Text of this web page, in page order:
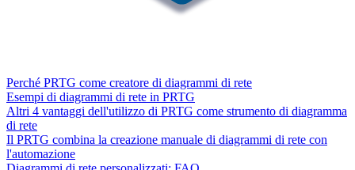
Perché PRTG come creatore di diagrammi di rete
Esempi di diagrammi di rete in PRTG
Altri 4 vantaggi dell'utilizzo di PRTG come strumento di diagramma
di rete
Il PRTG combina la creazione manuale di diagrammi di rete con
l'automazione